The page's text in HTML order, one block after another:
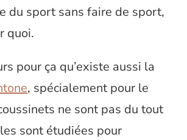
du sport sans faire de sport,
quoi.
pour ça qu’existe aussi la
, spécialement pour le
ne sont pas du tout
sont étudiées pour